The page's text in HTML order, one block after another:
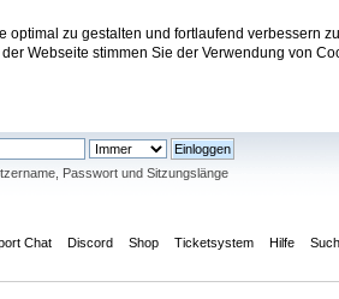
optimal zu gestalten und fortlaufend verbessern
Webseite stimmen Sie der Verwendung von
Forum
Passwort und Sitzungslänge
Chat Discord Shop Ticketsystem Hilfe